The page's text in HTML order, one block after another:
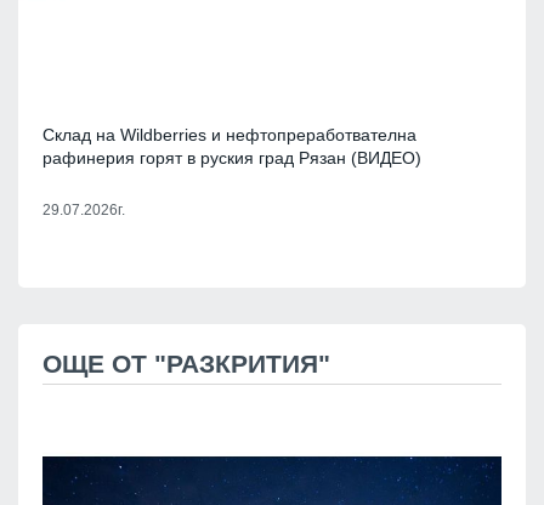
Склад на Wildberries и нефтопреработвателна
рафинерия горят в руския град Рязан (ВИДЕО)
29.07.2026г.
ОЩЕ ОТ "РАЗКРИТИЯ"